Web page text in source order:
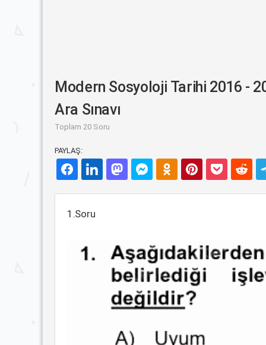
Modern Sosyoloji Tarihi 2016 -
Ara Sınavı
Toplam 20 Soru
PAYLAŞ:
1.Soru